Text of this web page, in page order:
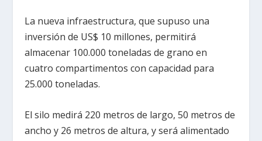
La nueva infraestructura, que supuso una
inversión de US$ 10 millones, permitirá
almacenar 100.000 toneladas de grano en
cuatro compartimentos con capacidad para
25.000 toneladas.
El silo medirá 220 metros de largo, 50 metros de
ancho y 26 metros de altura, y será alimentado